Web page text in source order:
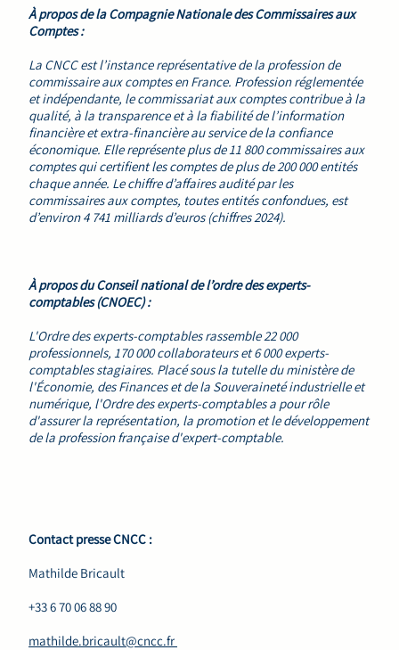
À propos de la Compagnie Nationale des Commissaires aux
Comptes :
La CNCC est l’instance représentative de la profession de
commissaire aux comptes en France. Profession réglementée
et indépendante, le commissariat aux comptes contribue à la
qualité, à la transparence et à la fiabilité de l’information
financière et extra-financière au service de la confiance
économique. Elle représente plus de 11 800 commissaires aux
comptes qui certifient les comptes de plus de 200 000 entités
chaque année. Le chiffre d’affaires audité par les
commissaires aux comptes, toutes entités confondues, est
d’environ 4 741 milliards d’euros (chiffres 2024).
À propos du Conseil national de l’ordre des experts-
comptables (CNOEC) :
L'Ordre des experts-comptables rassemble 22 000
professionnels, 170 000 collaborateurs et 6 000 experts-
comptables stagiaires. Placé sous la tutelle du ministère de
l'Économie, des Finances et de la Souveraineté industrielle et
numérique, l'Ordre des experts-comptables a pour rôle
d'assurer la représentation, la promotion et le développement
de la profession française d'expert-comptable.
Contact presse CNCC :
Mathilde Bricault
+33 6 70 06 88 90
mathilde.bricault@cncc.fr